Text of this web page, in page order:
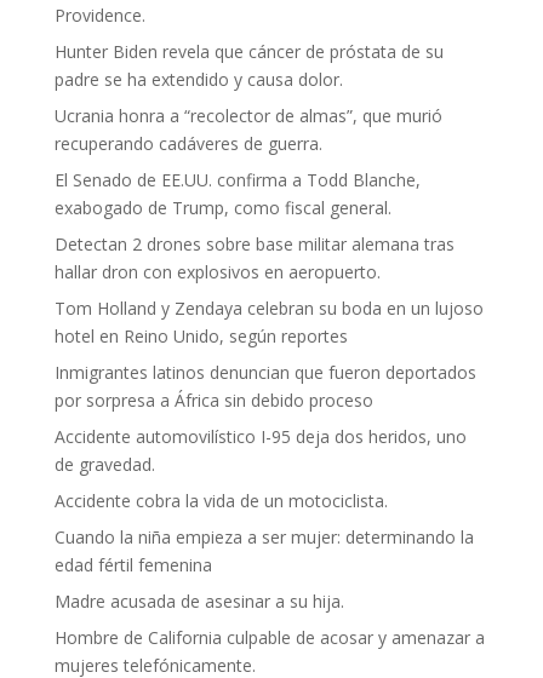
Providence.
Hunter Biden revela que cáncer de próstata de su
padre se ha extendido y causa dolor.
Ucrania honra a “recolector de almas”, que murió
recuperando cadáveres de guerra.
El Senado de EE.UU. confirma a Todd Blanche,
exabogado de Trump, como fiscal general.
Detectan 2 drones sobre base militar alemana tras
hallar dron con explosivos en aeropuerto.
Tom Holland y Zendaya celebran su boda en un lujoso
hotel en Reino Unido, según reportes
Inmigrantes latinos denuncian que fueron deportados
por sorpresa a África sin debido proceso
Accidente automovilístico I-95 deja dos heridos, uno
de gravedad.
Accidente cobra la vida de un motociclista.
Cuando la niña empieza a ser mujer: determinando la
edad fértil femenina
Madre acusada de asesinar a su hija.
Hombre de California culpable de acosar y amenazar a
mujeres telefónicamente.